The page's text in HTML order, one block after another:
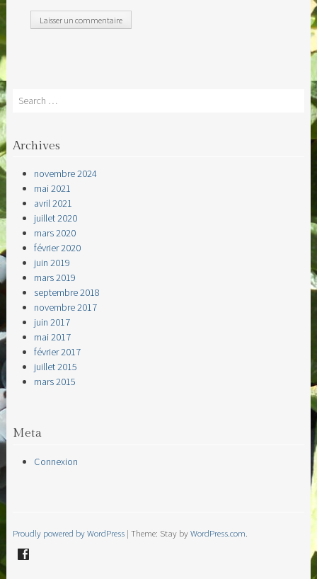
Search
Archives
novembre 2024
mai 2021
avril 2021
juillet 2020
mars 2020
février 2020
juin 2019
mars 2019
septembre 2018
novembre 2017
juin 2017
mai 2017
février 2017
juillet 2015
mars 2015
Meta
Connexion
Proudly powered by WordPress | Theme: Stay byWordPress.com